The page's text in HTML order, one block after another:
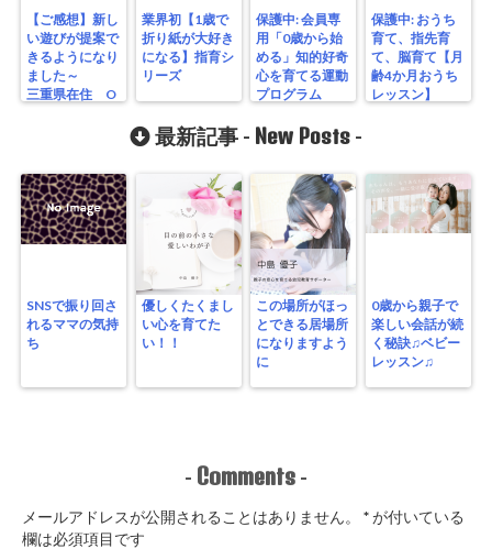
【ご感想】新し
い遊びが提案で
きるようになり
ました～
三重県在住 O
業界初【1歳で
折り紙が大好き
になる】指育シ
リーズ
保護中: 会員専
用「0歳から始
める」知的好奇
心を育てる運動
プログラム
保護中: おうち
育て、指先育
て、脳育て【月
齢4か月おうち
レッスン】
最新記事 - New Posts -
SNSで振り回さ
れるママの気持
ち
優しくたくまし
い心を育てた
い！！
この場所がほっ
とできる居場所
になりますよう
に
0歳から親子で
楽しい会話が続
く秘訣♫ベビー
レッスン♫
- Comments -
メールアドレスが公開されることはありません。 *が付いている
欄は必須項目です